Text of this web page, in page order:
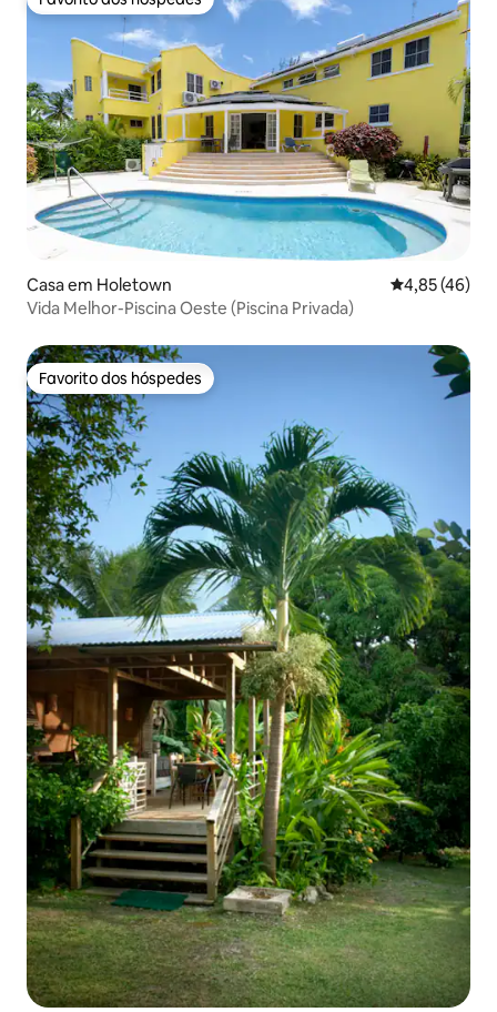
Favorito dos hóspedes
Casa em Holetown Classificação
4,85 (46)
Vida Melhor-Piscina Oeste (Piscina Privada)
Favorito dos hóspedes
Favorito dos hóspedes